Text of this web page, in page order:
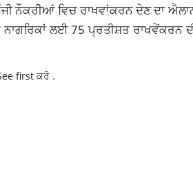
ਨੌਕਰੀਆਂ ਵਿਚ ਰਾਖਵਾਂਕਰਨ ਦੇਣ ਦਾ
ਲਈ 75 ਪ੍ਰਤੀਸ਼ਤ ਰਾਖਵੇਂਕਰਨ
first ਕਰੋ .